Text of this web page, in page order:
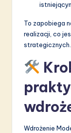
To zapobiega
realizacji, co
strategicznych.
Wdrożenie